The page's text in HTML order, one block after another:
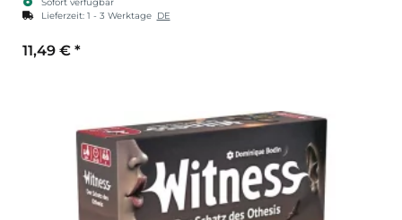
Lieferzeit: 1 - 3 Werktage DE
11,49 € *